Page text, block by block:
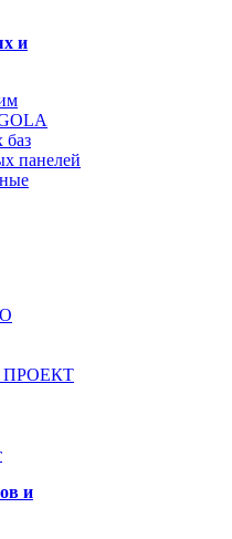
и
панелей
ПРОЕКТ
и